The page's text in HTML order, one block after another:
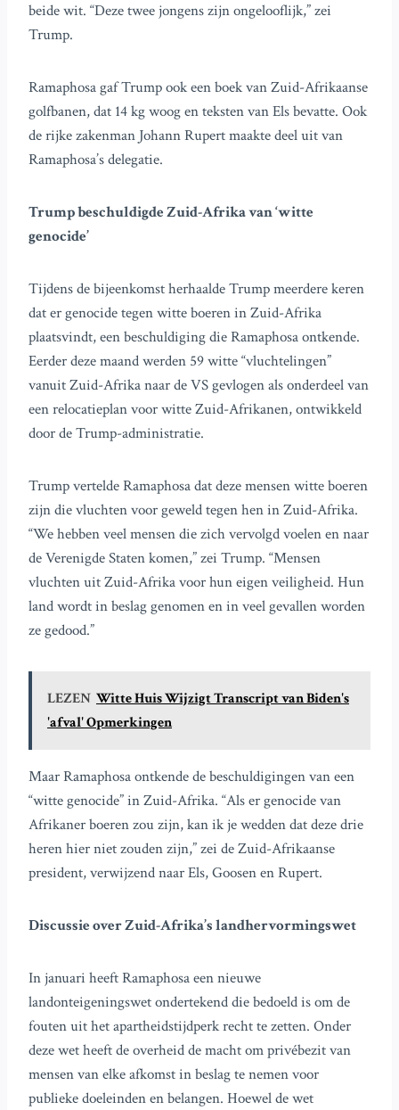
beide wit. “Deze twee jongens zijn ongelooflijk,” zei
Trump.
Ramaphosa gaf Trump ook een boek van Zuid-Afrikaanse
golfbanen, dat 14 kg woog en teksten van Els bevatte. Ook
de rijke zakenman Johann Rupert maakte deel uit van
Ramaphosa’s delegatie.
Trump beschuldigde Zuid-Afrika van ‘witte
genocide’
Tijdens de bijeenkomst herhaalde Trump meerdere keren
dat er genocide tegen witte boeren in Zuid-Afrika
plaatsvindt, een beschuldiging die Ramaphosa ontkende.
Eerder deze maand werden 59 witte “vluchtelingen”
vanuit Zuid-Afrika naar de VS gevlogen als onderdeel van
een relocatieplan voor witte Zuid-Afrikanen, ontwikkeld
door de Trump-administratie.
Trump vertelde Ramaphosa dat deze mensen witte boeren
zijn die vluchten voor geweld tegen hen in Zuid-Afrika.
“We hebben veel mensen die zich vervolgd voelen en naar
de Verenigde Staten komen,” zei Trump. “Mensen
vluchten uit Zuid-Afrika voor hun eigen veiligheid. Hun
land wordt in beslag genomen en in veel gevallen worden
ze gedood.”
LEZEN Witte Huis Wijzigt Transcript van Biden's
'afval' Opmerkingen
Maar Ramaphosa ontkende de beschuldigingen van een
“witte genocide” in Zuid-Afrika. “Als er genocide van
Afrikaner boeren zou zijn, kan ik je wedden dat deze drie
heren hier niet zouden zijn,” zei de Zuid-Afrikaanse
president, verwijzend naar Els, Goosen en Rupert.
Discussie over Zuid-Afrika’s landhervormingswet
In januari heeft Ramaphosa een nieuwe
landonteigeningswet ondertekend die bedoeld is om de
fouten uit het apartheidstijdperk recht te zetten. Onder
deze wet heeft de overheid de macht om privébezit van
mensen van elke afkomst in beslag te nemen voor
publieke doeleinden en belangen. Hoewel de wet